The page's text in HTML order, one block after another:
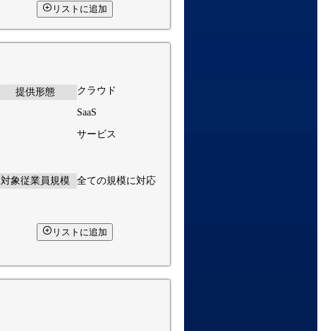
リストに追加
提供形態 クラウド
SaaS
サービス
対象従業員規模 全ての規模に対応
リストに追加